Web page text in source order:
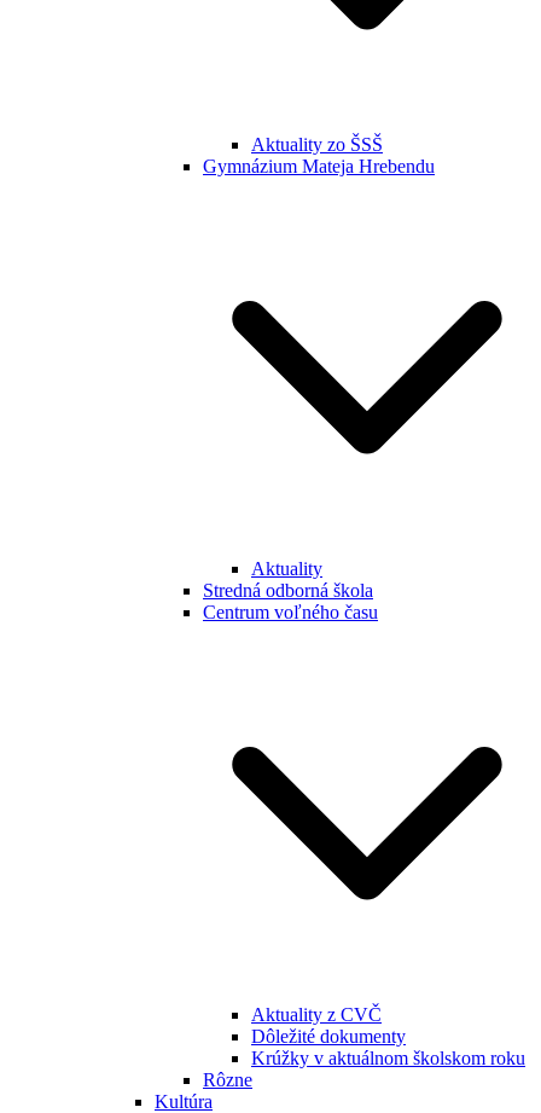
Aktuality zo ŠSŠ
Gymnázium Mateja Hrebendu
Aktuality
Stredná odborná škola
Centrum voľného času
Aktuality z CVČ
Dôležité dokumenty
Krúžky v aktuálnom školskom roku
Rôzne
Kultúra